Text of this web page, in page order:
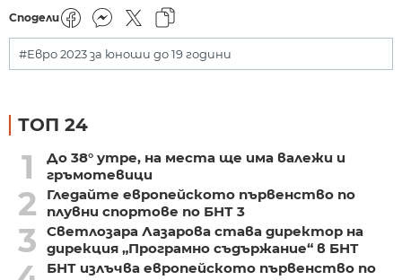
Сподели
#Евро 2023 за юноши до 19 години
ТОП 24
1
До 38° утре, на места ще има валежи и
гръмотевици
2
Гледайте европейското първенство по
плувни спортове по БНТ 3
3
Светлозара Лазарова става директор на
дирекция „Програмно съдържание“ в БНТ
БНТ излъчва европейското първенство по